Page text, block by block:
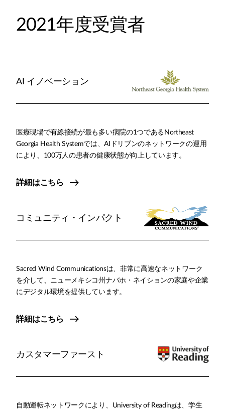
2021年度受賞者
AI イノベーション
医療現場で有線接続が最も多い病院の1つであるNortheast
Georgia Health Systemでは、AIドリブンのネットワークの運用
により、100万人の患者の健康状態が向上しています。
詳細はこちら
コミュニティ・インパクト
Sacred Wind Communicationsは、非常に高速なネットワーク
を介して、ニューメキシコ州ナバホ・ネイションの家庭や企業
にデジタル環境を提供しています。
詳細はこちら
カスタマーファースト
自動運転ネットワークにより、University of Readingは、学生